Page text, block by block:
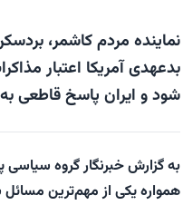
نماینده مردم کاشمر،
بدعهدی آمریکا اعتبار
شود و ایران پاسخ قاطعی
به گزارش خبرنگار گروه سیاسی
همواره یکی از مهم‌ترین